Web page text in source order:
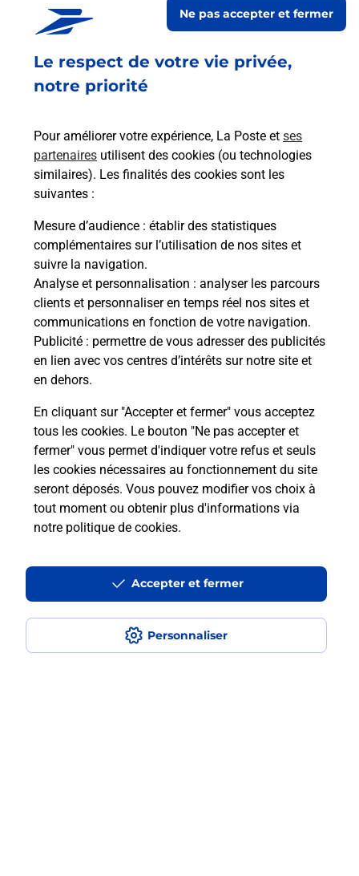
Le respect de votre vie privée,
notre priorité
Pour améliorer votre expérience, La Poste et ses
partenaires utilisent des cookies (ou technologies
similaires). Les finalités des cookies sont les
suivantes :
Mesure d’audience : établir des statistiques
complémentaires sur l’utilisation de nos sites et
suivre la navigation.
Analyse et personnalisation : analyser les parcours
clients et personnaliser en temps réel nos sites et
communications en fonction de votre navigation.
Publicité : permettre de vous adresser des publicités
en lien avec vos centres d’intérêts sur notre site et
en dehors.
En cliquant sur "Accepter et fermer" vous acceptez
tous les cookies. Le bouton "Ne pas accepter et
fermer" vous permet d'indiquer votre refus et seuls
les cookies nécessaires au fonctionnement du site
seront déposés. Vous pouvez modifier vos choix à
tout moment ou obtenir plus d'informations via
notre politique de cookies.
Personnaliser
Ne pas accepter et fermer
Accepter et fermer
La Poste
en ligne
Ouvert 24h/24
Recherchez un autre point de contact
Questions fréquemment posées
Quel réseau utilise La Poste Mobile ?
Est-ce que je peux garder mon
numéro de mobile gratuitement ?
Est-ce que je peux bénéficier de la 5G
avec La Poste Mobile ?
Est-ce que je peux utiliser mon forfait
à l’étranger avec La Poste Mobile ?
smartphone Samsung en plusieurs
fois avec La Poste Mobile ?
Est-ce que je peux assurer mon
smartphone Samsung ?